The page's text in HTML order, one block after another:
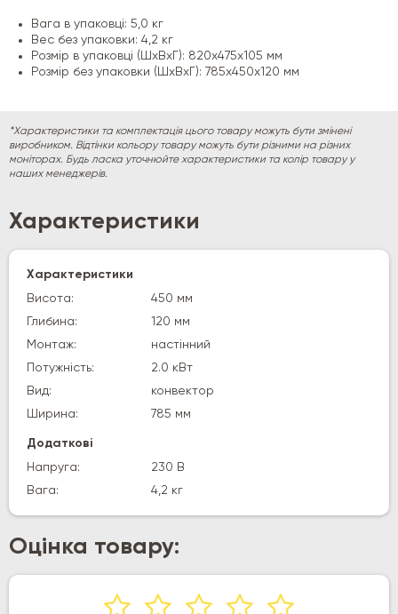
Вага в упаковці: 5,0 кг
Вес без упаковки: 4,2 кг
Розмір в упаковці (ШхВхГ): 820х475х105 мм
Розмір без упаковки (ШхВхГ): 785х450х120 мм
*Характеристики та комплектація цього товару можуть бути змінені
виробником. Відтінки кольору товару можуть бути різними на різних
моніторах. Будь ласка уточнюйте характеристики та колір товару у
наших менеджерів.
Характеристики
Характеристики
Висота:
450 мм
Глибина:
120 мм
Монтаж:
настінний
Потужність:
2.0 кВт
Вид:
конвектор
Ширина:
785 мм
Додаткові
Напруга:
230 В
Вага:
4,2 кг
Оцінка товару: